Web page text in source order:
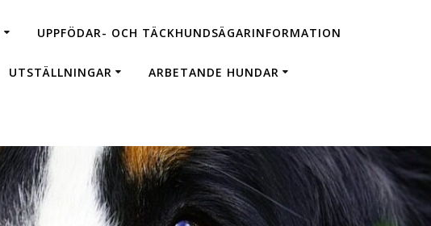
UPPFÖDAR- OCH TÄCKHUNDSÄGARINFORMATION
UTSTÄLLNINGAR ARBETANDE HUNDAR